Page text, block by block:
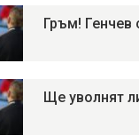
Гръм!
Ще уволнят